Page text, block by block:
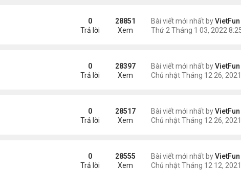
Bài viết mới nhất byVietFun
0
Trả lời
28851
Xem
Bài viết mới nhất byVietFun
0
Trả lời
28397
Xem
21 Bài viết mới nhất byVietFun
0
Trả lời
28517
Xem
Bài viết mới nhất byVietFun
0
Trả lời
28555
Xem